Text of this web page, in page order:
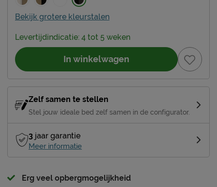
Bekijk grotere kleurstalen
Levertijdindicatie: 4 tot 5 weken
In winkelwagen
Zelf samen te stellen
Stel jouw ideale bed zelf samen in de configurator.
3 jaar garantie
Meer informatie
Erg veel opbergmogelijkheid